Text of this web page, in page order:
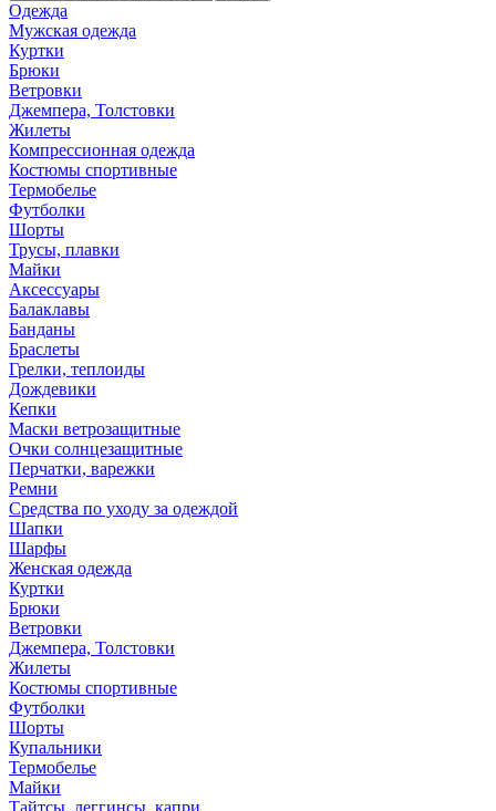
Одежда
Мужская одежда
Куртки
Брюки
Ветровки
Джемпера, Толстовки
Жилеты
Компрессионная одежда
Костюмы спортивные
Термобелье
Футболки
Шорты
Трусы, плавки
Майки
Аксессуары
Балаклавы
Банданы
Браслеты
Грелки, теплоиды
Дождевики
Кепки
Маски ветрозащитные
Очки солнцезащитные
Перчатки, варежки
Ремни
Средства по уходу за одеждой
Шапки
Шарфы
Женская одежда
Куртки
Брюки
Ветровки
Джемпера, Толстовки
Жилеты
Костюмы спортивные
Футболки
Шорты
Купальники
Термобелье
Майки
Тайтсы, леггинсы, капри